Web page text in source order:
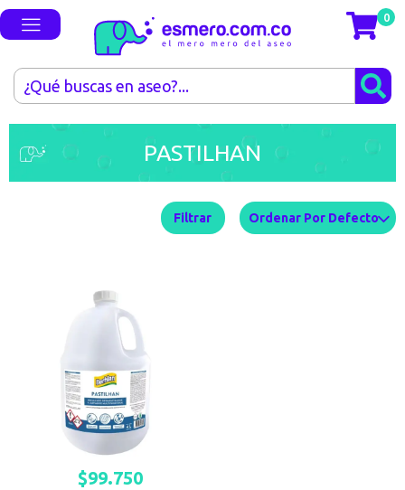
0
PASTILHAN
Filtrar
$99.750